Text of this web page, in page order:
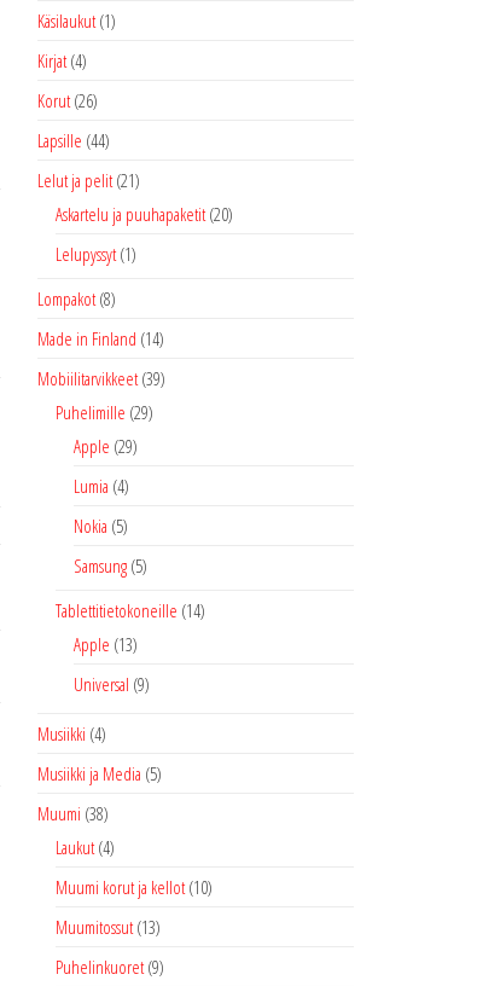
Käsilaukut (1)
Kirjat (4)
Korut (26)
Lapsille (44)
Lelut ja pelit (21)
Askartelu ja puuhapaketit (20)
Lelupyssyt (1)
Lompakot (8)
Made in Finland (14)
Mobiilitarvikkeet (39)
Puhelimille (29)
Apple (29)
Lumia (4)
Nokia (5)
Samsung (5)
Tablettitietokoneille (14)
Apple (13)
Universal (9)
Musiikki (4)
Musiikki ja Media (5)
Muumi (38)
Laukut (4)
Muumi korut ja kellot (10)
Muumitossut (13)
Puhelinkuoret (9)